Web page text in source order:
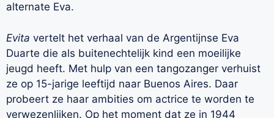
alternate Eva.
Evita vertelt het verhaal van de Argentijnse Eva
Duarte die als buitenechtelijk kind een moeilijke
jeugd heeft. Met hulp van een tangozanger verhuist
ze op 15-jarige leeftijd naar Buenos Aires. Daar
probeert ze haar ambities om actrice te worden te
verwezenlijken. Op het moment dat ze in 1944